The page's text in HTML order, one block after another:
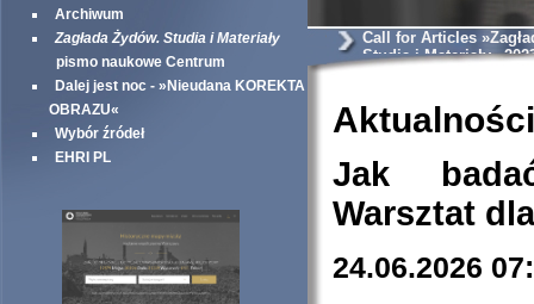
Archiwum
Zagłada Żydów. Studia i Materiały
pismo naukowe Centrum
Dalej jest noc - »Nieudana KOREKTA
OBRAZU«
Wybór źródeł
EHRI PL
Call for Articles
Studia i Materiały«
Aktualności
Jak
Warsztat
24.06.2026